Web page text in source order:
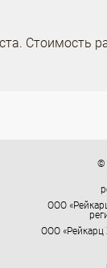
Стоимость
©
ООО
ООО «Рейкарц